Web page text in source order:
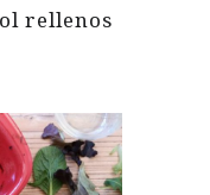
GASTRON
rellenos